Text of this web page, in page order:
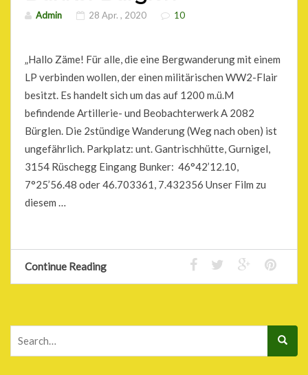
Admin 28 Apr. , 2020 10
„Hallo Zäme! Für alle, die eine Bergwanderung mit einem
LP verbinden wollen, der einen militärischen WW2-Flair
besitzt. Es handelt sich um das auf 1200 m.ü.M
befindende Artillerie- und Beobachterwerk A 2082
Bürglen. Die 2stündige Wanderung (Weg nach oben) ist
ungefährlich. Parkplatz: unt. Gantrischhütte, Gurnigel,
3154 Rüschegg Eingang Bunker: 46°42’12.10,
7°25’56.48 oder 46.703361, 7.432356 Unser Film zu
diesem …
Continue Reading